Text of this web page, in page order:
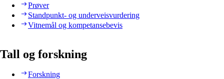
Prøver
Standpunkt- og underveisvurdering
Vitnemål og kompetansebevis
Tall og forskning
Forskning